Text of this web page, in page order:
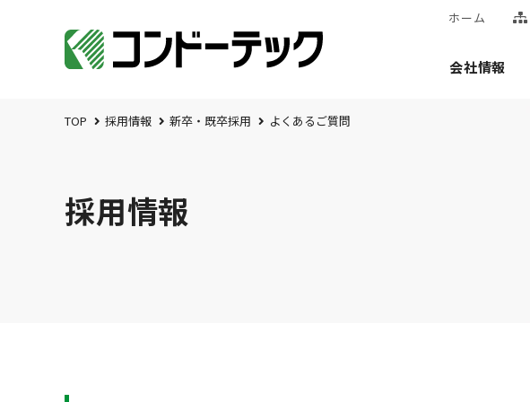
ホーム
会社情報
TOP 採用情報 新卒・既卒採用 よくあるご質問
採用情報